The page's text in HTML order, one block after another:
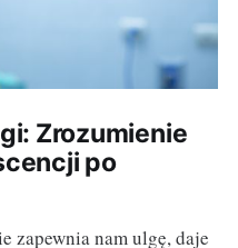
Zrozumienie
po
zapewnia nam ulgę, daje